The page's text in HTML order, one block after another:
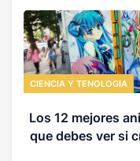
CIENCIA Y TENOLOGIA
Los 12 mejores
que debes ver si